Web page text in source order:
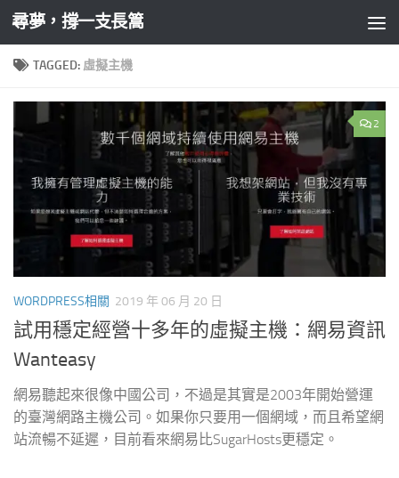
Skip to content
尋夢，撐一支長篙
TAGGED: 虛擬主機
2
WORDPRESS相關 2019 年 06 月 20 日
試用穩定經營十多年的虛擬主機：網易資訊
Wanteasy
網易聽起來很像中國公司，不過是其實是2003年開始營運
的臺灣網路主機公司。如果你只要用一個網域，而且希望網
站流暢不延遲，目前看來網易比SugarHosts更穩定。